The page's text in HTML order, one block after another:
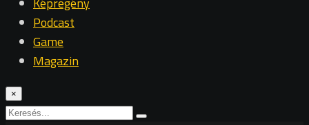
Podcast
Game
Magazin
×